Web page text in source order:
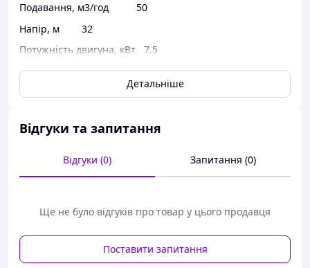
Подавання, м3/год 50
Напір, м 32
Потужність двигуна, кВт 7.5
Частота обертання, об/хв 2900
Допустимий кавітаційний запас, м 4
Маса, кг 56
Маса агрегату, кг 119
Потужність насоса, кВт 6.2
Качечка через сальникове ущільнення, л/год, не більш
ніж 2
Номінальний діаметр робочого колеса, мм 165
Детальніше
Відгуки та запитання
Відгуки (0) Запитання (0)
Ще не було відгуків про товар у цього продавця
Поставити запитання